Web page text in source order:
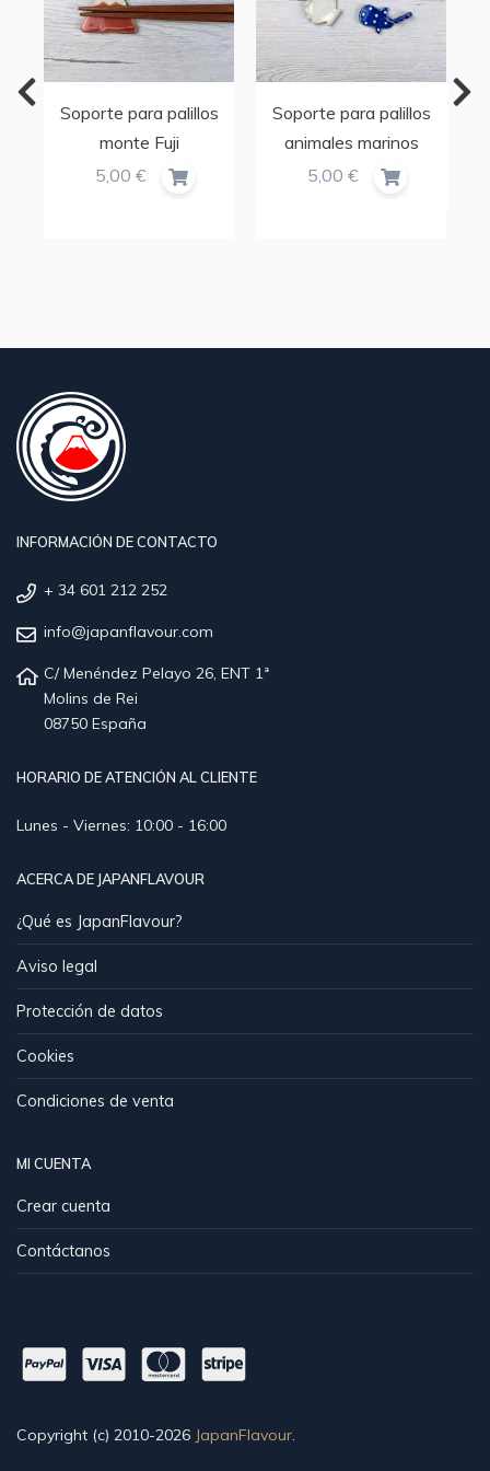
Soporte para palillos
monte Fuji
5,00 €
Soporte para palillos
animales marinos
5,00 €
INFORMACIÓN DE CONTACTO
+ 34 601 212 252
info@japanflavour.com
C/ Menéndez Pelayo 26, ENT 1ª
Molins de Rei
08750 España
HORARIO DE ATENCIÓN AL CLIENTE
Lunes - Viernes: 10:00 - 16:00
ACERCA DE JAPANFLAVOUR
¿Qué es JapanFlavour?
Aviso legal
Protección de datos
Cookies
Condiciones de venta
MI CUENTA
Crear cuenta
Contáctanos
Copyright (c) 2010-2026 JapanFlavour.